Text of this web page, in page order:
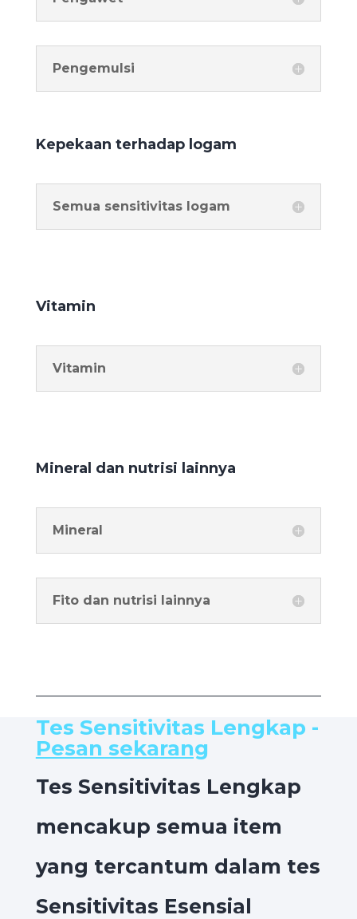
Pengemulsi
Kepekaan terhadap logam
Semua sensitivitas logam
Vitamin
Vitamin
Mineral dan nutrisi lainnya
Mineral
Fito dan nutrisi lainnya
Tes Sensitivitas Lengkap -
Pesan sekarang
Tes Sensitivitas Lengkap
mencakup semua item
yang tercantum dalam tes
Sensitivitas Esensial